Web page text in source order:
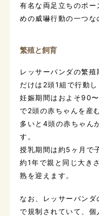
有名な両足立ちのポ
めの威嚇行動の一つな
繁殖と飼育
レッサーパンダの繁
だけは2頭1組で行動し
妊娠期間はおよそ90
で2頭の赤ちゃんを産
多いと4頭の赤ちゃん
す。
授乳期間は約5ヶ月で
約1年で親と同じ大き
熟を迎えます。
なお、レッサーパン
で規制されていて、